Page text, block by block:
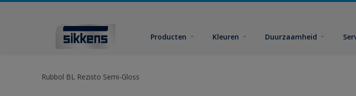
Producten Kleuren Duurzaamheid
Rubbol BL Rezisto Semi-Gloss